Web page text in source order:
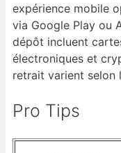
expérience mobile
via Google Play ou
dépôt incluent
électroniques et
retrait varient selon
Pro Tips